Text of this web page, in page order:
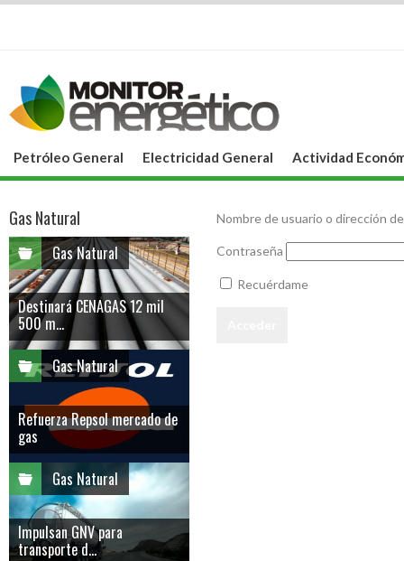
Petróleo General Electricidad General Actividad
Nombre de usuario o dirección
Contraseña
Recuérdame
Gas Natural
Gas Natural
Destinará CENAGAS 12 mil
500 m...
Gas Natural
Refuerza Repsol mercado de
gas
Gas Natural
Impulsan GNV para
transporte d...